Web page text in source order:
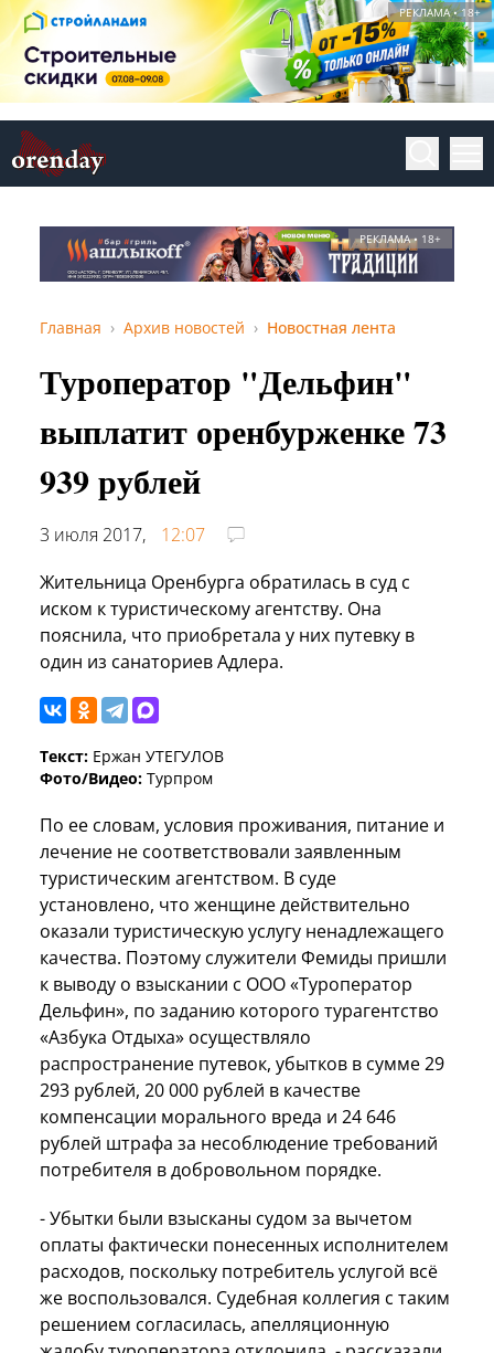
РЕКЛАМА • 18+
РЕКЛАМА • 18+
Главная Архив новостей Новостная лента
Туроператор "Дельфин"
выплатит оренбурженке 73
939 рублей
3 июля 2017,
12:07
Жительница Оренбурга обратилась в суд с
иском к туристическому агентству. Она
пояснила, что приобретала у них путевку в
один из санаториев Адлера.
Текст: Ержан УТЕГУЛОВ
Фото/Видео: Турпром
По ее словам, условия проживания, питание и
лечение не соответствовали заявленным
туристическим агентством. В суде
установлено, что женщине действительно
оказали туристическую услугу ненадлежащего
качества. Поэтому служители Фемиды пришли
к выводу о взыскании с ООО «Туроператор
Дельфин», по заданию которого турагентство
«Азбука Отдыха» осуществляло
распространение путевок, убытков в сумме 29
293 рублей, 20 000 рублей в качестве
компенсации морального вреда и 24 646
рублей штрафа за несоблюдение требований
потребителя в добровольном порядке.
- Убытки были взысканы судом за вычетом
оплаты фактически понесенных исполнителем
расходов, поскольку потребитель услугой всё
же воспользовался. Судебная коллегия с таким
решением согласилась, апелляционную